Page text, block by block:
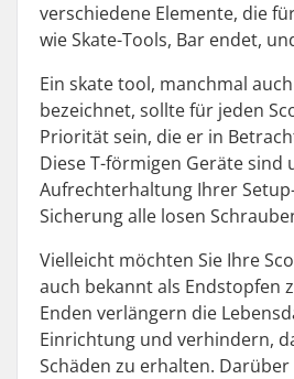
verschiedene Elemente, die
wie Skate-Tools, Bar endet,
Ein skate tool, manchmal
bezeichnet, sollte für jeden
Priorität sein, die er in
Diese T-förmigen Geräte sind
Aufrechterhaltung Ihrer
Sicherung alle losen
Vielleicht möchten Sie Ihre
auch bekannt als Endstopfen
Enden verlängern die
Einrichtung und verhindern,
Schäden zu erhalten.